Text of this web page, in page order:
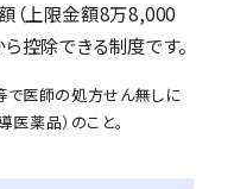
（上限金額8万8,000
控除できる制度です。
で医師の処方せん無しに
薬品）のこと。